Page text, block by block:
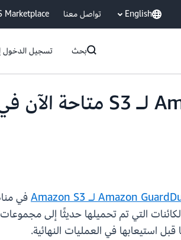
English تواصل معنا Marketplace
بحث تسجيل الدخول
استيعابها في العمليات النهائية.